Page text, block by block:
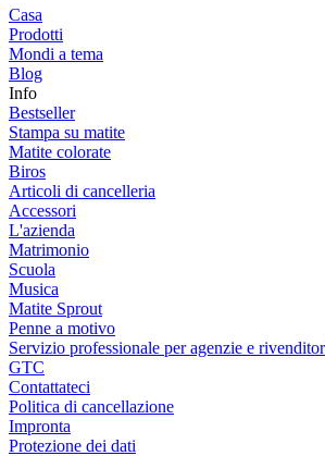
Casa
Prodotti
Mondi a tema
Blog
Info
Bestseller
Stampa su matite
Matite colorate
Biros
Articoli di cancelleria
Accessori
L'azienda
Matrimonio
Scuola
Musica
Matite Sprout
Penne a motivo
Servizio professionale per agenzie e
GTC
Contattateci
Politica di cancellazione
Impronta
Protezione dei dati